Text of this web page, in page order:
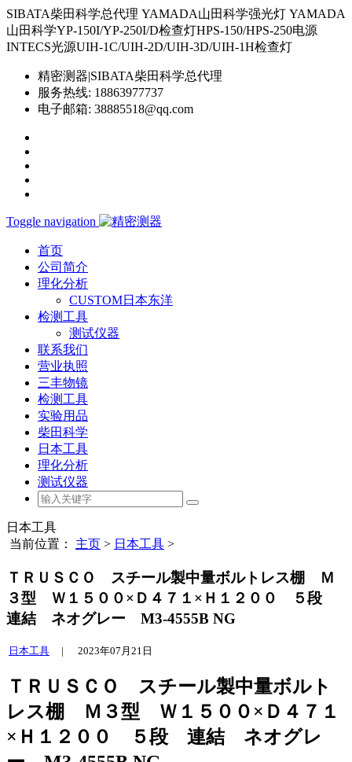
SIBATA柴田科学总代理 YAMADA山田科学强光灯 YAMADA
山田科学YP-150I/YP-250I/D检查灯HPS-150/HPS-250电源
INTECS光源UIH-1C/UIH-2D/UIH-3D/UIH-1H检查灯
精密测器|SIBATA柴田科学总代理
服务热线: 18863977737
电子邮箱: 38885518@qq.com
Toggle navigation
首页
公司简介
理化分析
CUSTOM日本东洋
检测工具
测试仪器
联系我们
营业执照
三丰物镜
检测工具
实验用品
柴田科学
日本工具
理化分析
测试仪器
日本工具
当前位置： 主页 > 日本工具 >
ＴＲＵＳＣＯ スチール製中量ボルトレス棚 Ｍ
３型 Ｗ１５００×Ｄ４７１×Ｈ１２００ ５段
連結 ネオグレー M3-4555B NG
日本工具 | 2023年07月21日
ＴＲＵＳＣＯ スチール製中量ボルト
レス棚 Ｍ３型 Ｗ１５００×Ｄ４７１
×Ｈ１２００ ５段 連結 ネオグレ